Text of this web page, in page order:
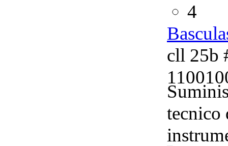
4
cll 25b
tecnico